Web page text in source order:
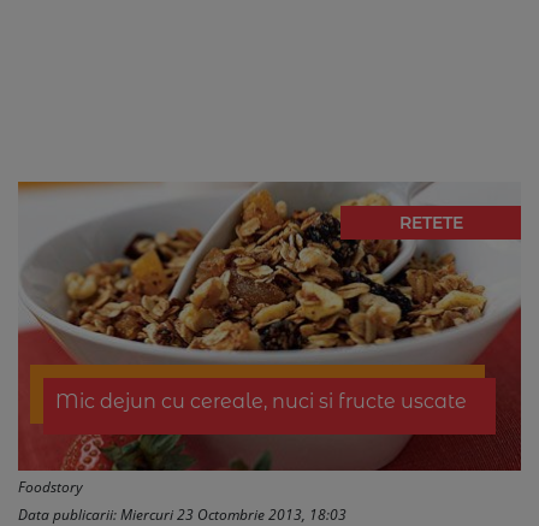
RETETE
Mic dejun cu cereale, nuci si fructe uscate
Foodstory
Data publicarii: Miercuri 23 Octombrie 2013, 18:03